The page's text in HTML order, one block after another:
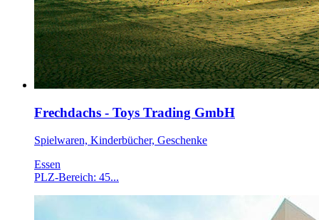
Frechdachs - Toys Trading GmbH
Spielwaren, Kinderbücher, Geschenke
Essen
PLZ-Bereich: 45...